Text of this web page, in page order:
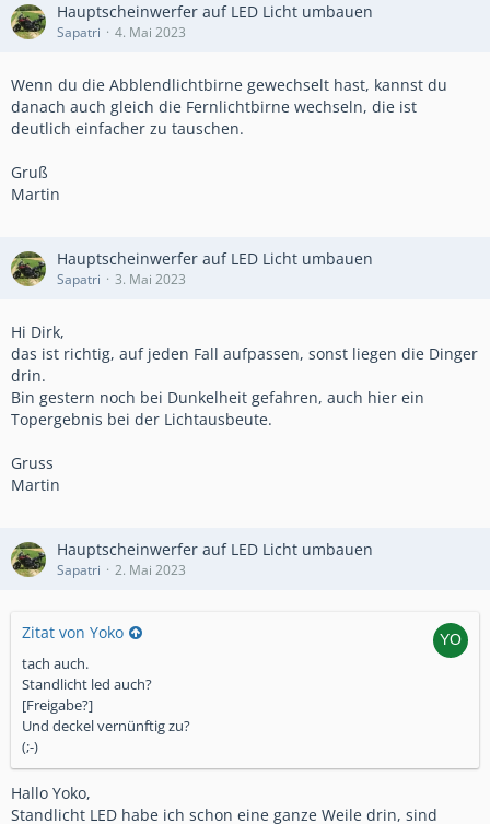
Hauptscheinwerfer auf LED Licht umbauen
Sapatri 4. Mai 2023
Wenn du die Abblendlichtbirne gewechselt hast, kannst du
danach auch gleich die Fernlichtbirne wechseln, die ist
deutlich einfacher zu tauschen.
Gruß
Martin
Hauptscheinwerfer auf LED Licht umbauen
Sapatri 3. Mai 2023
Hi Dirk,
das ist richtig, auf jeden Fall aufpassen, sonst liegen die Dinger
drin.
Bin gestern noch bei Dunkelheit gefahren, auch hier ein
Topergebnis bei der Lichtausbeute.
Gruss
Martin
Hauptscheinwerfer auf LED Licht umbauen
Sapatri 2. Mai 2023
Zitat von Yoko
tach auch.
Standlicht led auch?
[Freigabe?]
Und deckel vernünftig zu?
(;-)
Hallo Yoko,
Standlicht LED habe ich schon eine ganze Weile drin, sind